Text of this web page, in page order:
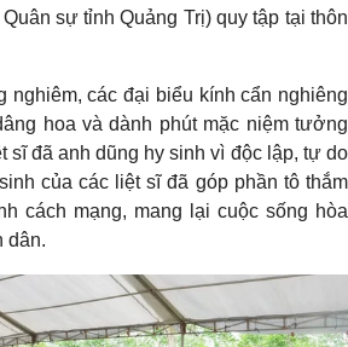
sự tỉnh Quảng Trị) quy tập tại thôn
nghiêm, các đại biểu kính cẩn nghiêng
hoa và dành phút mặc niệm tưởng
sĩ đã anh dũng hy sinh vì độc lập, tự do
của các liệt sĩ đã góp phần tô thắm
cách mạng, mang lại cuộc sống hòa
dân.